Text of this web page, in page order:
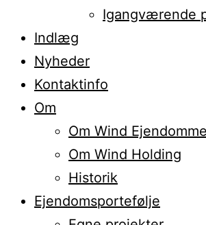
Igangværende
Indlæg
Nyheder
Kontaktinfo
Om
Om Wind Ejendomme
Om Wind Holding
Historik
Ejendomsportefølje